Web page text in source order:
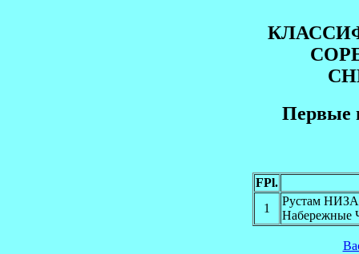
Первые
FPl.
1
Рустам